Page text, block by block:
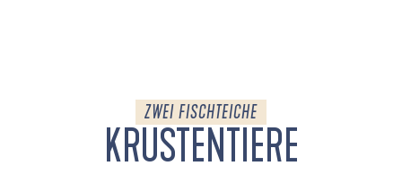
ZWEI FISCHTEICHE
KRUSTENTIERE